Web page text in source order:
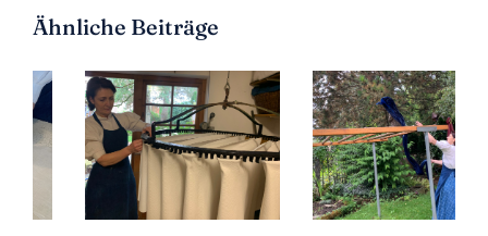
Ähnliche Beiträge